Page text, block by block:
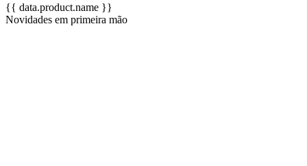
{{ data.product.name }}
Novidades em primeira mão